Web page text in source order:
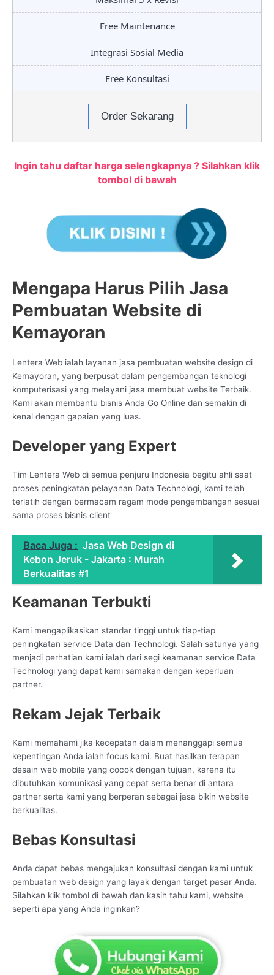
Free Maintenance
Integrasi Sosial Media
Free Konsultasi
Order Sekarang
Ingin tahu daftar harga selengkapnya ? Silahkan klik
tombol di bawah
Mengapa Harus Pilih Jasa
Pembuatan Website di
Kemayoran
Lentera Web ialah layanan jasa pembuatan website design di
Kemayoran, yang berpusat dalam pengembangan teknologi
komputerisasi yang melayani jasa membuat website Terbaik.
Kami akan membantu bisnis Anda Go Online dan semakin di
kenal dengan gapaian yang luas.
Developer yang Expert
Tim Lentera Web di semua penjuru Indonesia begitu ahli saat
proses peningkatan pelayanan Data Technologi, kami telah
terlatih dengan bermacam ragam mode pengembangan sesuai
sama proses bisnis client
Baca Juga : Jasa Web Design di
Kebon Jeruk - Jakarta : Murah
Berkualitas #1
Keamanan Terbukti
Kami mengaplikasikan standar tinggi untuk tiap-tiap
peningkatan service Data dan Technologi. Salah satunya yang
menjadi perhatian kami ialah dari segi keamanan service Data
Technologi yang dapat kami samakan dengan keperluan
partner.
Rekam Jejak Terbaik
Kami memahami jika kecepatan dalam menanggapi semua
kepentingan Anda ialah focus kami. Buat hasilkan terapan
desain web mobile yang cocok dengan tujuan, karena itu
dibutuhkan komunikasi yang cepat serta benar di antara
partner serta kami yang berperan sebagai jasa bikin website
berkualitas.
Bebas Konsultasi
Anda dapat bebas mengajukan konsultasi dengan kami untuk
pembuatan web design yang layak dengan target pasar Anda.
Silahkan klik tombol di bawah dan kasih tahu kami, website
seperti apa yang Anda inginkan?